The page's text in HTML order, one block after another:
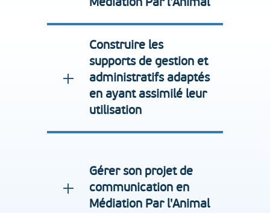
Construire les
supports de gestion et
administratifs adaptés
en ayant assimilé leur
utilisation
Gérer son projet de
communication en
Médiation Par l'Animal